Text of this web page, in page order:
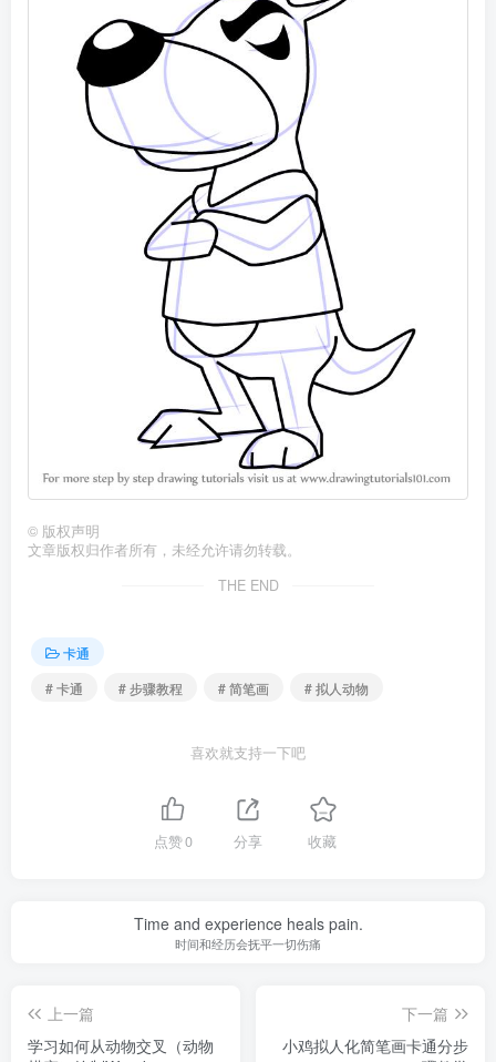
© 版权声明
文章版权归作者所有，未经允许请勿转载。
THE END
卡通
# 卡通
# 步骤教程 # 简笔画 # 拟人动物
喜欢就支持一下吧
点赞0 分享 收藏
Time and experience heals pain.
时间和经历会抚平一切伤痛
上一篇
学习如何从动物交叉（动物
下一篇
小鸡拟人化简笔画卡通分步